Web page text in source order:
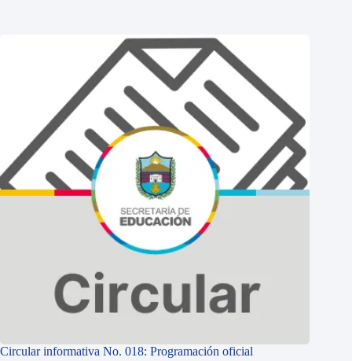
Circular informativa No. 018: Programación oficial